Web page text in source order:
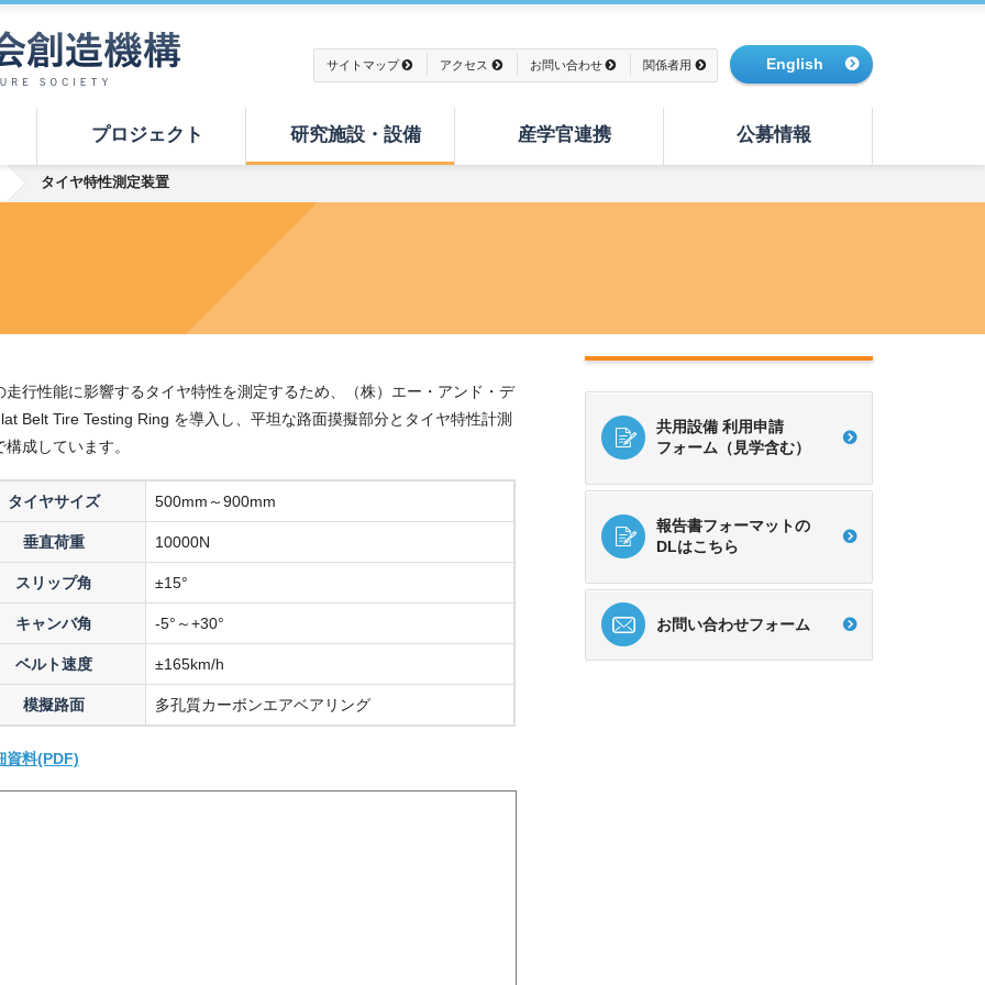
サイトマップ アクセス お問い合わせ 関係者用 English
プロジェクト 研究施設・設備 産学官連携 公募情報
タイヤ特性測定装置
走行性能に影響するタイヤ特性を測定するため、（株）エー・アンド・デ
Belt Tire Testing Ring を導入し、平坦な路面摸擬部分とタイヤ特性計測
構成しています。
タイヤサイズ 500mm～900mm
垂直荷重 10000N
スリップ角 ±15°
キャンバ角 -5°～+30°
ベルト速度 ±165km/h
模擬路面 多孔質カーボンエアベアリング
資料(PDF)
共用設備 利用申請
フォーム（見学含む）
報告書フォーマットの
DLはこちら
お問い合わせフォーム